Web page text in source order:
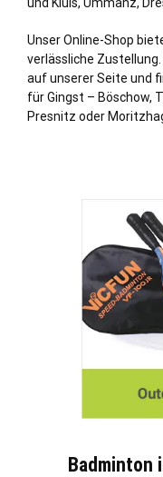
Unser Online-Shop
verlässliche
auf unserer Seite und
für Gingst – Böschow,
Presnitz oder
Badminton